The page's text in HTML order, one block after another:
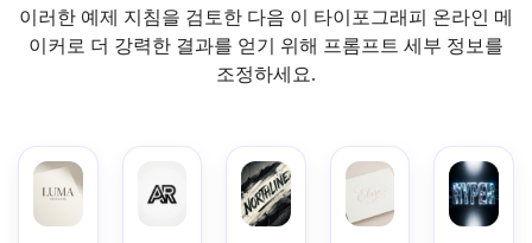
이러한 예제 지침을 검토한 다음 이 타이포그래피 온라인 메
이커로 더 강력한 결과를 얻기 위해 프롬프트 세부 정보를
조정하세요.